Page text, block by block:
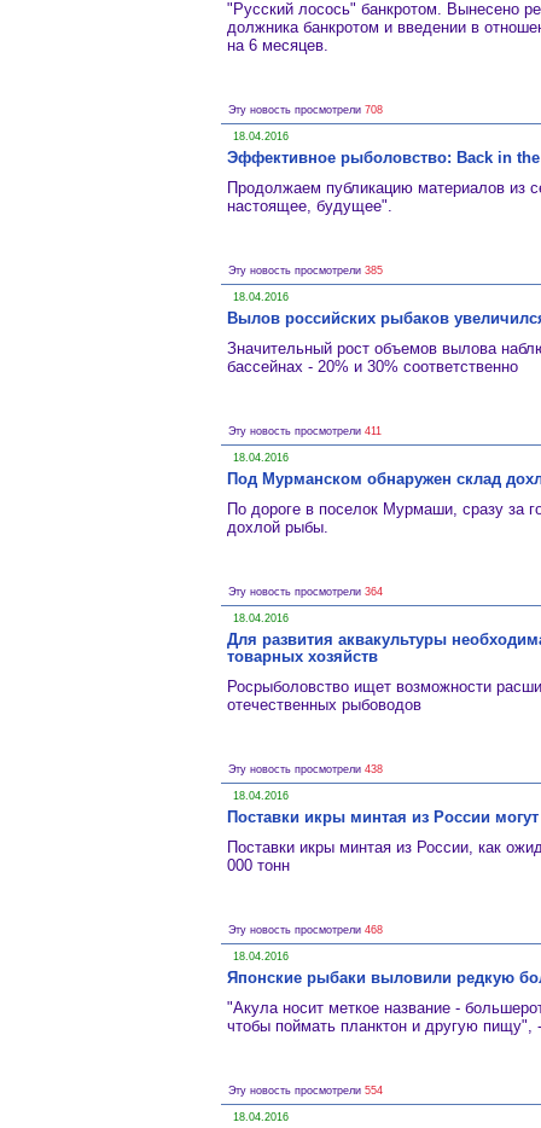
"Русский лосось" банкротом. Вынесено
должника банкротом и введении в
на 6 месяцев.
Эту новость просмотрели 708
18.04.2016
Эффективное рыболовство: Back in
Продолжаем публикацию материалов из
настоящее, будущее".
Эту новость просмотрели 385
18.04.2016
Вылов российских рыбаков
Значительный рост объемов вылова
бассейнах - 20% и 30% соответственно
Эту новость просмотрели 411
18.04.2016
Под Мурманском обнаружен склад
По дороге в поселок Мурмаши, сразу за
дохлой рыбы.
Эту новость просмотрели 364
18.04.2016
Для развития аквакультуры
товарных хозяйств
Росрыболовство ищет возможности
отечественных рыбоводов
Эту новость просмотрели 438
18.04.2016
Поставки икры минтая из России могут
Поставки икры минтая из России, как
000 тонн
Эту новость просмотрели 468
18.04.2016
Японские рыбаки выловили редкую
"Акула носит меткое название -
чтобы поймать планктон и другую пищу",
Эту новость просмотрели 554
18.04.2016